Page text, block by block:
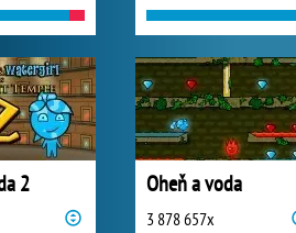
2 Oheň a voda
3 878 657x